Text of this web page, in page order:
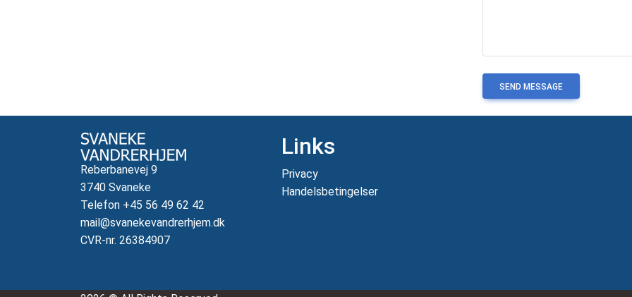
SEND MESSAGE
Reberbanevej 9
3740 Svaneke
Telefon +45 56 49 62 42
mail@svanekevandrerhjem.dk
CVR-nr. 26384907
Links
Privacy
Handelsbetingelser